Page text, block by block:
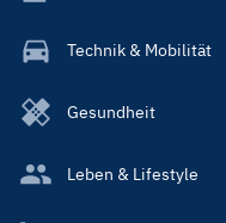
Technik & Mobilität
Gesundheit
Leben & Lifestyle